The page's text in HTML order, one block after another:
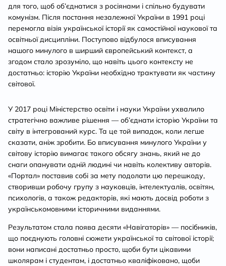
для того, щоб об’єднатися з росіянами і спільно будувати
комунізм. Після постання незалежної України в 1991 році
перемогла візія української історії як самостійної наукової та
освітньої дисципліни. Поступово відбулося вписування
нашого минулого в ширший європейський контекст, а
згодом стало зрозуміло, що навіть цього контексту не
достатньо: історію України необхідно трактувати як частину
світової.
У 2017 році Міністерство освіти і науки України ухвалило
стратегічно важливе рішення — об’єднати історію України та
світу в інтегрований курс. Та це той випадок, коли легше
сказати, аніж зробити. Бо вписування минулого України у
світову історію вимагає такого обсягу знань, який не до
снаги опанувати одній людині чи навіть колективу авторів.
«Портал» поставив собі за мету подолати цю перешкоду,
створивши робочу групу з науковців, інтелектуалів, освітян,
психологів, а також редакторів, які мають досвід роботи з
українськомовними історичними виданнями.
Результатом стала поява десяти «Навігаторів» — посібників,
що поєднують головні сюжети української та світової історії;
вони написані достатньо просто, щоби бути цікавими
школярам і студентам, і достатньо кваліфіковано, щоби